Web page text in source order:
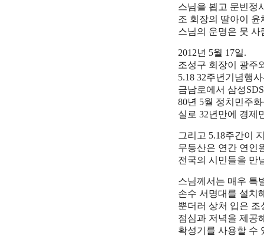
스님을 뵙고 문빈정
조 회장의 딸아이
스님의 운명은 뭇
2012년 5월 17일.
조성구 회장이 광주
5.18 32주년기념행
금남로에서 삼성
80년 5월 정치민주
실로 32년만에 경제
그리고 5.18주간이
무등산은 연간 연인
전국의 시민들을 만
스님께서는 매우 특
손수 서명대를 설치
뿐더러 상처 입은
점심과 저녁을 제공
확성기를 사용할 수